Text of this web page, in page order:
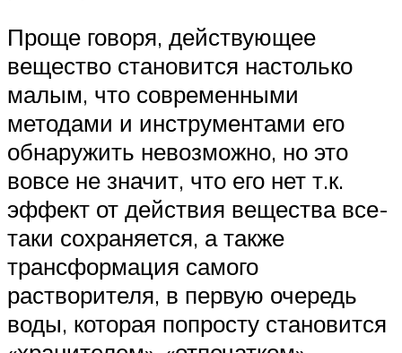
Проще говоря, действующее
вещество становится настолько
малым, что современными
методами и инструментами его
обнаружить невозможно, но это
вовсе не значит, что его нет т.к.
эффект от действия вещества все-
таки сохраняется, а также
трансформация самого
растворителя, в первую очередь
воды, которая попросту становится